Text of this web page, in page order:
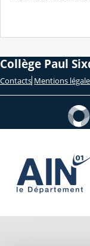
Collège Paul
Contacts Mentions